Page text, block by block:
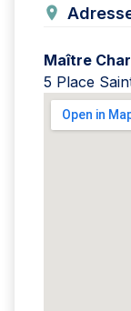
Maître
5 Place